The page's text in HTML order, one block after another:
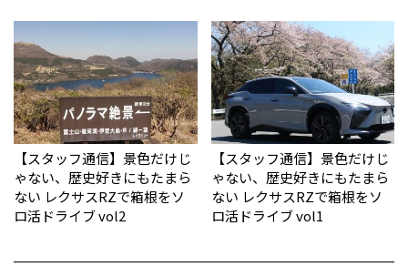
【スタッフ通信】景色だけじ
ゃない、歴史好きにもたまら
ない レクサスRZで箱根をソ
ロ活ドライブ vol2
【スタッフ通信】景色だけじ
ゃない、歴史好きにもたまら
ない レクサスRZで箱根をソ
ロ活ドライブ vol1